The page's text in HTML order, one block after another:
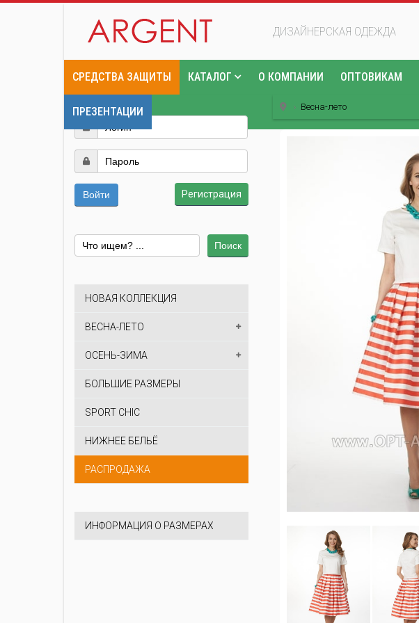
ДИЗАЙНЕРСКАЯ ОДЕЖДА
СРЕДСТВА ЗАЩИТЫ КАТАЛОГ О КОМПАНИИ ОПТОВИКАМ
ПРЕЗЕНТАЦИИ
Войти Регистрация
Поиск
НОВАЯ КОЛЛЕКЦИЯ
ВЕСНА-ЛЕТО
ОСЕНЬ-ЗИМА
БОЛЬШИЕ РАЗМЕРЫ
SPORT CHIC
НИЖНЕЕ БЕЛЬЁ
РАСПРОДАЖА
ИНФОРМАЦИЯ О РАЗМЕРАХ
Весна-лето